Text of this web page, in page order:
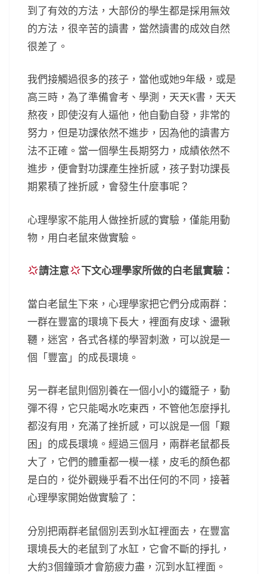
到了有效的方法，大部份的學生都是採用無效
的方法，很辛苦的讀書，當然讀書的成效自然
很差了。
我們接觸過很多的孩子，當他或她9年級，或是
高三時，為了準備會考、學測，天天K書，天天
熬夜，即使沒有人逼他，他自動自發，非常的
努力，但是功課依然不進步，因為他的讀書方
法不正確。當一個學生長期努力，成績依然不
進步，便會對功課產生挫折感，孩子對功課長
期累積了挫折感，會發生什麼事呢？
心理學家不能用人做挫折感的實驗，僅能用動
物，用白老鼠來做實驗。
請注意 下文心理學家所做的白老鼠實驗：
當白老鼠生下來，心理學家把它們分成兩群：
一群在豐富的環境下長大，裡面有皮球、盪鞦
韆，迷宮，各式各樣的學習刺激，可以說是一
個「豐富」的成長環境。
另一群老鼠則個別養在一個小小的鐵籠子，動
彈不得，它只能喝水吃東西，不管他怎麼掙扎
都沒有用，充滿了挫折感，可以說是一個「艱
困」的成長環境。經過三個月，兩群老鼠都長
大了，它們的體重都一模一樣，皮毛的顏色都
是白的，從外觀幾乎看不出任何的不同，接著
心理學家開始做實驗了：
分別把兩群老鼠個別丟到水缸裡面去，在豐富
環境長大的老鼠到了水缸，它會不斷的掙扎，
大約3個鐘頭才會筋疲力盡，沉到水缸裡面。